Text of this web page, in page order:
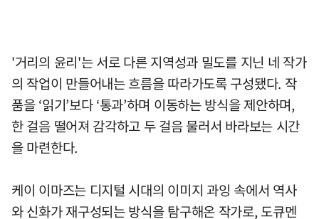
'거리의 윤리'는 서로 다른 지역성과 밀도를 지닌 네 작가
의 작업이 만들어내는 흐름을 따라가도록 구성됐다. 작
품을 ‘읽기’보다 ‘통과’하며 이동하는 방식을 제안하며,
한 걸음 떨어져 감각하고 두 걸음 물러서 바라보는 시간
을 마련한다.
케이 이마즈는 디지털 시대의 이미지 과잉 속에서 역사
와 신화가 재구성되는 방식을 탐구해온 작가로, 도큐멘